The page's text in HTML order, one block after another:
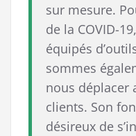
sur mesure.
de la COVID-
équipés
sommes
nous déplacer
clients. Son
désireux de